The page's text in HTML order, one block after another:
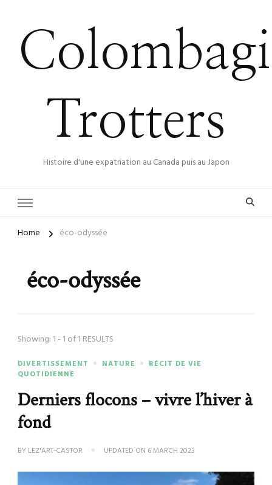
Trotters
Histoire d'une expatriation au Canada puis au Japon
Home éco-odyssée
éco-odyssée
Showing: 1 - 1 of 1 RESULTS
DIVERTISSEMENT NATURE
RÉCIT DE VIE
QUOTIDIENNE
Derniers flocons – vivre l’hiver à
fond
BY LEZ'ART-CASTOR UPDATED ON 6 MARCH 2023